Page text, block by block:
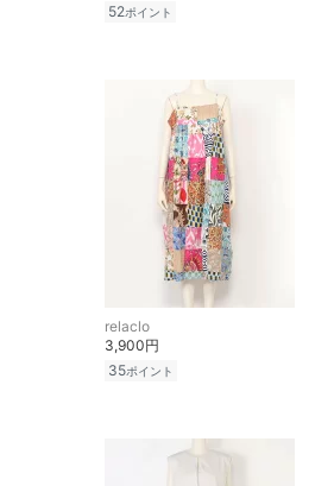
52ポイント
relaclo
3,900円
35ポイント